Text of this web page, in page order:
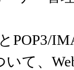
POP3/
て、